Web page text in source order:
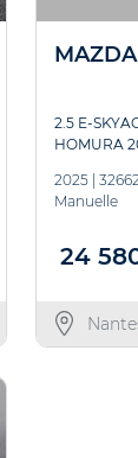
2.5 E-
HOMURA
2025|
Manuelle
24